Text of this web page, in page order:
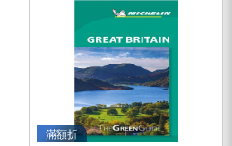
滿額折